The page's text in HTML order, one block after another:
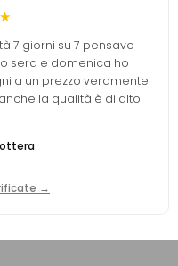
7 giorni su 7 pensavo
sera e domenica ho
a un prezzo veramente
la qualità è di alto
→